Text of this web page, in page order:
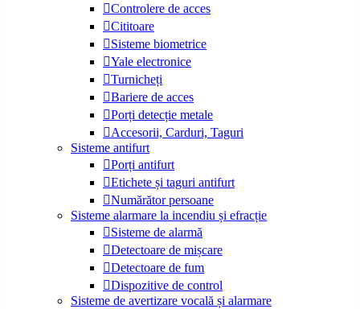
Controlere de acces
Cititoare
Sisteme biometrice
Yale electronice
Turnicheți
Bariere de acces
Porți detecție metale
Accesorii, Carduri, Taguri
Sisteme antifurt
Porți antifurt
Etichete și taguri antifurt
Numărător persoane
Sisteme alarmare la incendiu și efracție
Sisteme de alarmă
Detectoare de mișcare
Detectoare de fum
Dispozitive de control
Sisteme de avertizare vocală și alarmare